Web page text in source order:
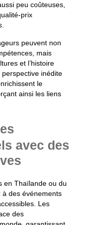
peu coûteuses,
prix
.
peuvent non
mais
et l’histoire
inédite
le
ainsi les liens
avec des
en Thaïlande ou du
à des événements
Les
des